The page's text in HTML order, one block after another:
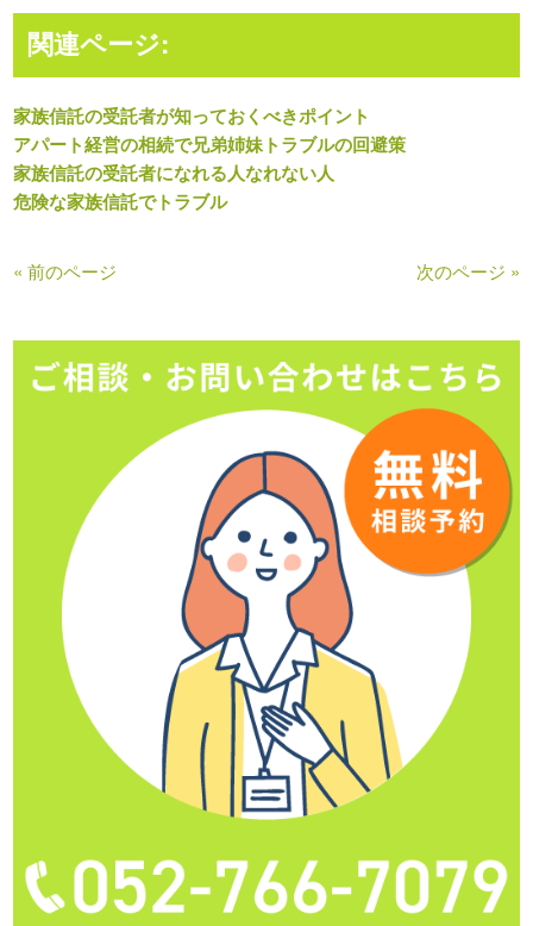
関連ページ:
家族信託の受託者が知っておくべきポイント
アパート経営の相続で兄弟姉妹トラブルの回避策
家族信託の受託者になれる人なれない人
危険な家族信託でトラブル
« 前のページ 次のページ »